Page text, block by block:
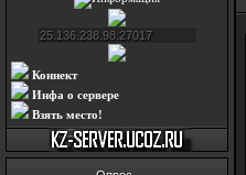
Коннект
Инфа о сервере
Взять место!